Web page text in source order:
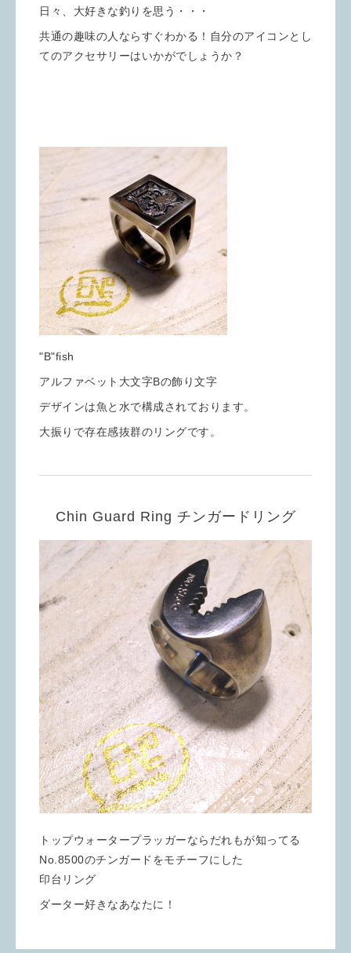
日々、大好きな釣りを思う・・・
共通の趣味の人ならすぐわかる！自分のアイコンとし
てのアクセサリーはいかがでしょうか？
"B"fish
アルファベット大文字Bの飾り文字
デザインは魚と水で構成されております。
大振りで存在感抜群のリングです。
Chin Guard Ring チンガードリング
トップウォータープラッガーならだれもが知ってる
No.8500のチンガードをモチーフにした
印台リング
ダーター好きなあなたに！